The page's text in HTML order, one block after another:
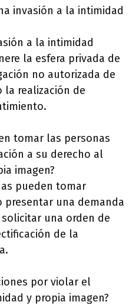
invasión a la intimidad
a la intimidad
la esfera privada de
no autorizada de
realización de
tomar las personas
a su derecho al
imagen?
pueden tomar
presentar una demanda
una orden de
de la
por violar el
y propia imagen?